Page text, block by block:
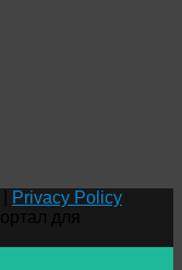
Privacy Policy